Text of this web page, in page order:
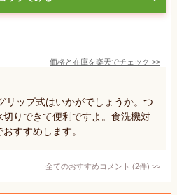
価格と在庫を楽天でチェック >>
リップ式はいかがでしょうか。つ
切りできて便利ですよ。食洗機対
すすめします。
全てのおすすめコメント (2件) >